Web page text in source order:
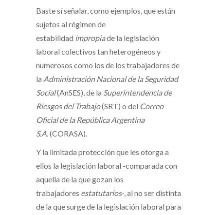
Baste sí señalar, como ejemplos, que están
sujetos al régimen de
estabilidad impropiade la legislación
laboral colectivos tan heterogéneos y
numerosos como los de los trabajadores de
la Administración Nacional de la Seguridad
Social(AnSES), de la Superintendencia de
Riesgos del Trabajo(SRT) o del Correo
Oficial de la República Argentina
S.A.(CORASA).
Y la limitada protección que les otorga a
ellos la legislación laboral -comparada con
aquella de la que gozan los
trabajadores estatutarios-, al no ser distinta
de la que surge de la legislación laboral para